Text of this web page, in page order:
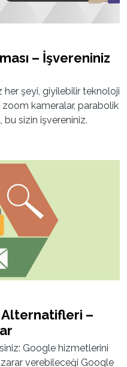
– İşvereniniz
her şeyi, giyilebilir teknoloji
kameralar, parabolik
bu sizin işvereniniz.
–
Google hizmetlerini
verebileceği Google